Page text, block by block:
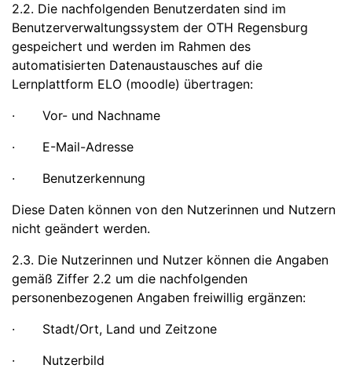
2.2. Die nachfolgenden Benutzerdaten sind im
Benutzerverwaltungssystem der OTH Regensburg
gespeichert und werden im Rahmen des
automatisierten Datenaustausches auf die
Lernplattform ELO (moodle) übertragen:
· Vor- und Nachname
· E-Mail-Adresse
· Benutzerkennung
Diese Daten können von den Nutzerinnen und Nutzern
nicht geändert werden.
2.3. Die Nutzerinnen und Nutzer können die Angaben
gemäß Ziffer 2.2 um die nachfolgenden
personenbezogenen Angaben freiwillig ergänzen:
· Stadt/Ort, Land und Zeitzone
· Nutzerbild